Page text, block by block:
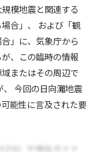
模地震と関連する
合」、 および「観
」に、気象庁から
、この臨時の情報
またはその周辺で
今回の日向灘地震
能性に言及された要